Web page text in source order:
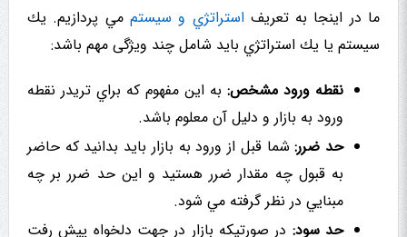
ما در اینجا به تعریفاستراتژي و سيستم مي پردازيم. يك
سیستم يا يك استراتژي باید شامل چند ویژگی مهم باشد:
نقطه ورود مشخص:به این مفهوم که براي تريدر نقطه
ورود به بازار و دلیل آن معلوم باشد.
حد ضرر:شما قبل از ورود به بازار باید بدانید که حاضر
به قبول چه مقدار ضرر هستید و این حد ضرر بر چه
مبنايي در نظر گرفته مي شود.
حد سود: در صورتیکه بازار در جهت دلخواه پیش رفت